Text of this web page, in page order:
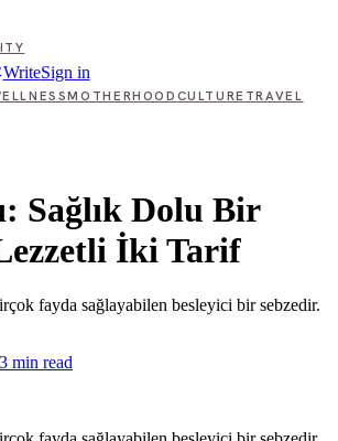
WriteSign in
MOTHERHOOD CULTURE TRAVEL
Sağlık Dolu Bir
İki Tarif
fayda sağlayabilen besleyici bir sebzedir.
3 min read